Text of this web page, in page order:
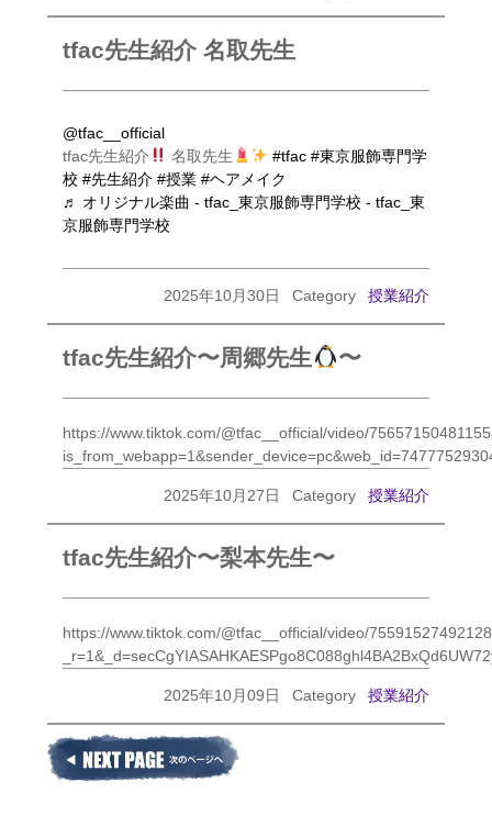
tfac先生紹介 名取先生
@tfac__official
tfac先生紹介
名取先生 #tfac #東京服飾専門学
校 #先生紹介 #授業 #ヘアメイク
♬ オリジナル楽曲 - tfac_東京服飾専門学校 - tfac_東
京服飾専門学校
2025年10月30日 Category 授業紹介
tfac先生紹介〜周郷先生 〜
https://www.tiktok.com/@tfac__official/video/
2025年10月27日 Category 授業紹介
tfac先生紹介〜梨本先生〜
https://www.tiktok.com/@tfac__official/video/
2025年10月09日 Category 授業紹介